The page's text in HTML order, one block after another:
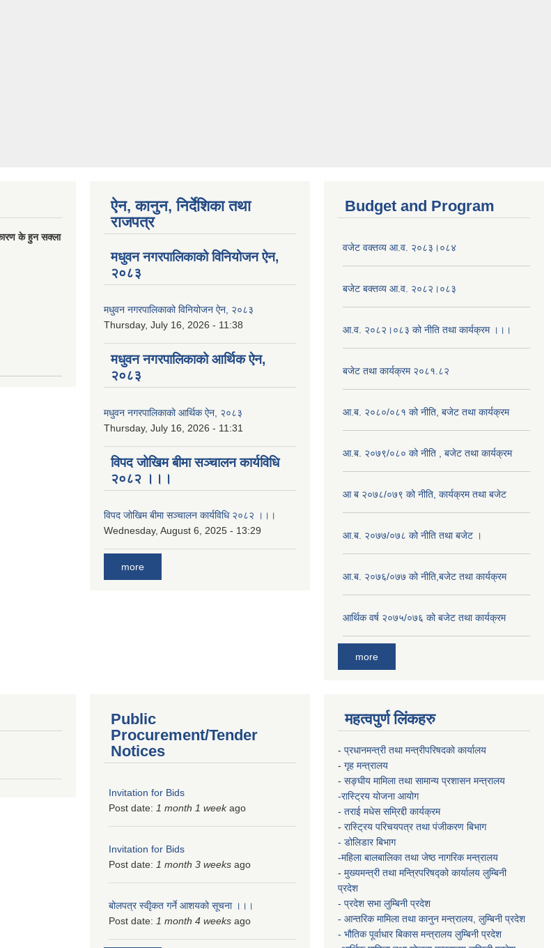
के हुन सक्ला
ऐन, कानुन, निर्देशिका तथा
राजपत्र
मधुवन नगरपालिकाको विनियोजन ऐन,
२०८३
मधुवन नगरपालिकाको विनियोजन ऐन, २०८३
Thursday, July 16, 2026 - 11:38
मधुवन नगरपालिकाको आर्थिक ऐन,
२०८३
मधुवन नगरपालिकाको आर्थिक ऐन, २०८३
Thursday, July 16, 2026 - 11:31
विपद जोखिम बीमा सञ्चालन कार्यविधि
२०८२ ।।।
विपद जोखिम बीमा सञ्चालन कार्यविधि २०८२ ।।।
Wednesday, August 6, 2025 - 13:29
more
Budget and Program
वजेट वक्तव्य आ.व. २०८३।०८४
बजेट बक्तव्य आ.व. २०८२।०८३
आ.व. २०८२।०८३ को नीति तथा कार्यक्रम ।।।
बजेट तथा कार्यक्रम २०८१.८२
आ.ब. २०८०/०८१ को नीति, बजेट तथा कार्यक्रम
आ.ब. २०७९/०८० को नीति , बजेट तथा कार्यक्रम
आ ब २०७८/०७९ को नीति, कार्यक्रम तथा बजेट
आ.ब. २०७७/०७८ को नीति तथा बजेट ।
आ.ब. २०७६/०७७ को नीति,बजेट तथा कार्यक्रम
आर्थिक वर्ष २०७५/०७६ को बजेट तथा कार्यक्रम
more
Public
Procurement/Tender
Notices
Invitation for Bids
Post date: 1 month 1 weekago
Invitation for Bids
Post date: 1 month 3 weeks ago
बोलपत्र स्वीृकत गर्ने आशयको सूचना ।।।
Post date: 1 month 4 weeks ago
महत्वपुर्ण लिंकहरु
- प्रधानमन्त्री तथा मन्त्रीपरिषदको कार्यालय
- गृह मन्त्रालय
- सङ्घीय मामिला तथा सामान्य प्रशासन मन्त्रालय
-रास्ट्रिय योजना आयोग
- तराई मधेस सम्रिद्दी कार्यक्रम
- रास्ट्रिय परिचयपत्र तथा पंजीकरण बिभाग
- डोलिडार बिभाग
-महिला बालबालिका तथा जेष्ठ नागरिक मन्त्रालय
- मुख्यमन्त्री तथा मन्त्रिपरिषद्को कार्यालय लुम्बिनी
प्रदेश
- प्रदेश सभा लुम्बिनी प्रदेश
- आन्तरिक मामिला तथा कानुन मन्त्रालय, लुम्बिनी प्रदेश
- भौतिक पूर्वाधार बिकास मन्त्रालय लुम्बिनी प्रदेश